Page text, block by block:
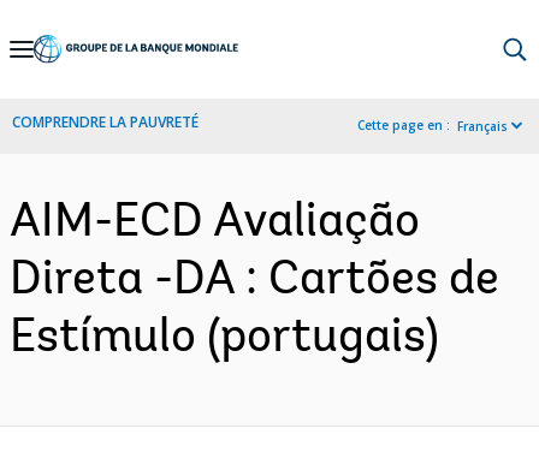
Skip
Navigation
COMPRENDRE LA PAUVRETÉ Cette page en : Français
AIM-ECD Avaliação
Direta -DA : Cartões de
Estímulo (portugais)